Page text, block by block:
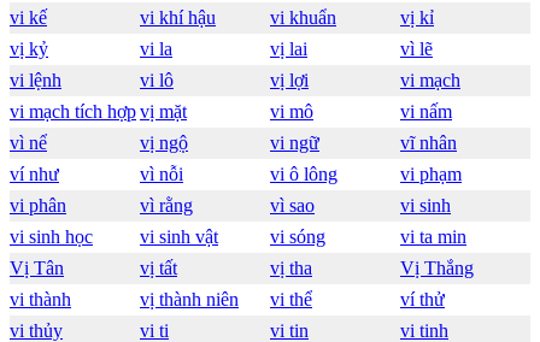
vi kế
vi khí hậu vi khuẩn
vị kỉ
vị kỷ
vi la vị lai
vì lẽ
vi lệnh
vi lô vị lợi
vi mạch
vi mạch tích hợpvị mặt vi mô
vi nấm
vì nể
vị ngộ vi ngữ
vĩ nhân
ví như
vì nỗi vi ô lông
vi phạm
vi phân
vì rằng vì sao
vi sinh
vi sinh học
vi sinh vật vi sóng
vi ta min
Vị Tân
vị tất vị tha
Vị Thắng
vi thành
vị thành niên vi thể
ví thử
vi thủy
vi ti vi tin
vi tinh